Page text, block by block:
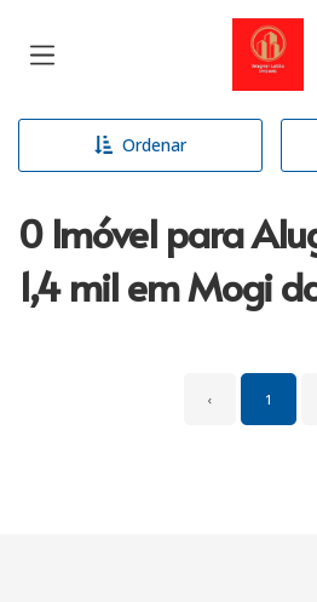
Página
Ordenar
0 Imóvel para
1,4 mil em Mogi
‹ 1